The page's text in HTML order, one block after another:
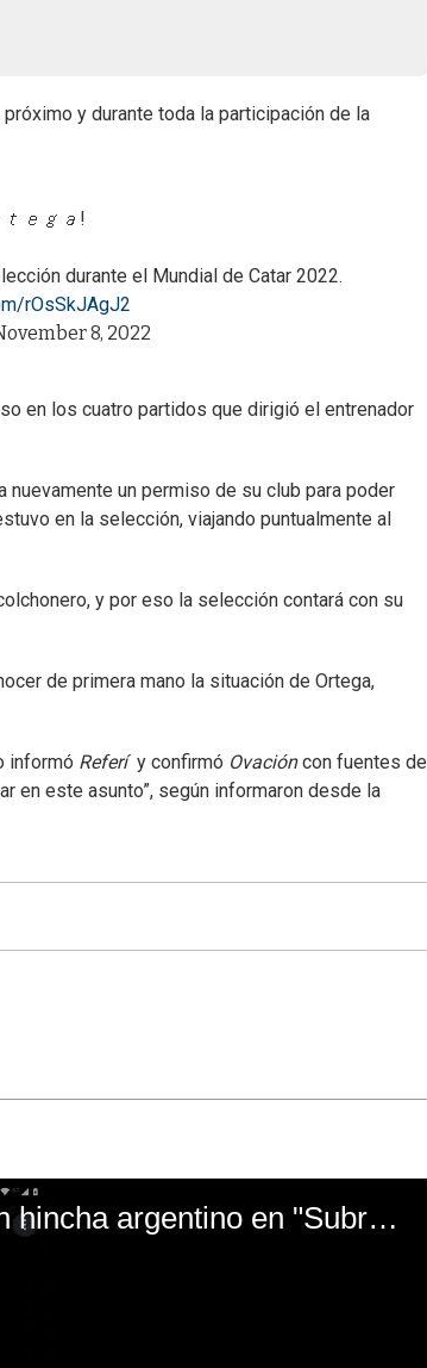
y durante toda la participación de la
durante el Mundial de Catar 2022.
rOsSkJAgJ2
8, 2022
en los cuatro partidos que dirigió el entrenador
un permiso de su club para poder
en la selección, viajando puntualmente al
y por eso la selección contará con su
de primera mano la situación de Ortega,
informó Referí y confirmó Ovacióncon fuentes de
en este asunto”, según informaron desde la
El mal momento de Yanina Gasañol con un hincha argentino en "Subrayado"